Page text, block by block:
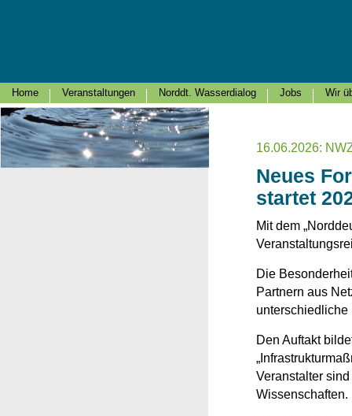
Home Veranstaltungen Norddt. Wasserdialog Jobs Wir
16.06.2026:
Neues
startet
Mit dem
Die
Partnern aus
unterschiedliche
Den Auftakt
Veranstalter
Wissenschaften.